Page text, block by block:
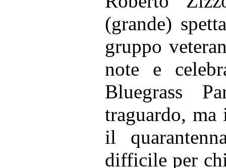
(grande)
gruppo
note e
Bluegrass
traguardo, ma
il
difficile per